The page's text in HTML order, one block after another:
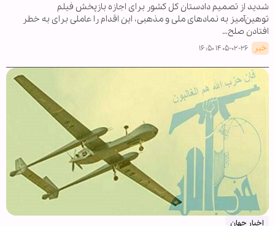
شدید از تصمیم دادستان کل کشور برای اجازه بازپخش فیلم
توهین‌آمیز به نمادهای ملی و مذهبی، این اقدام را عاملی برای به خطر
افتادن صلح…
خبر ۱۴۰۵-۰۲-۲۶ ۱۶:۵۰
اخبار جهان